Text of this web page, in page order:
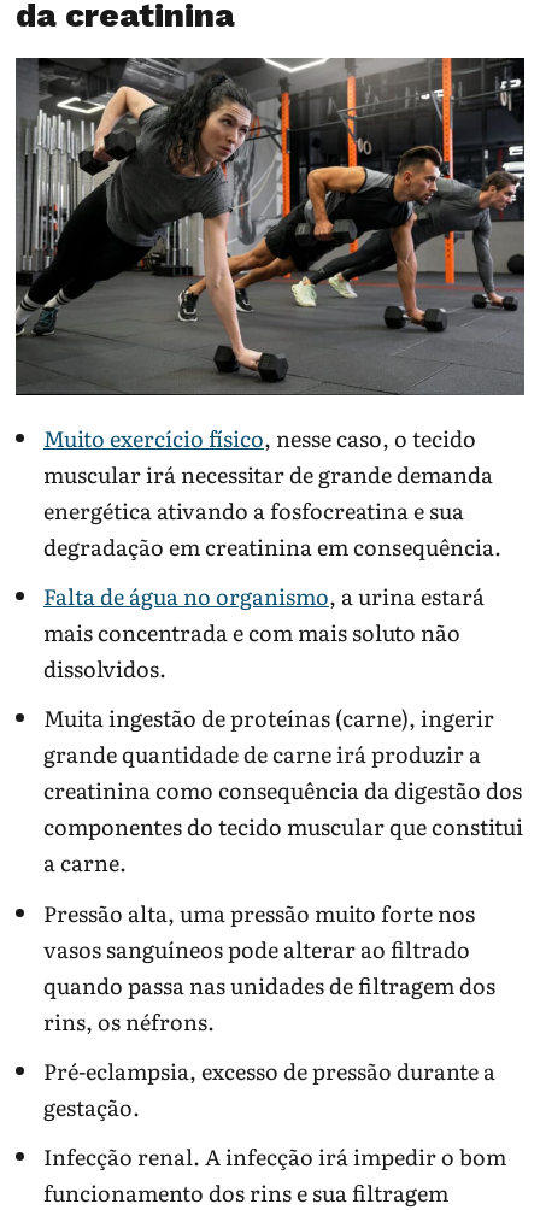
da creatinina
Muito exercício físico, nesse caso, o tecido
muscular irá necessitar de grande demanda
energética ativando a fosfocreatina e sua
degradação em creatinina em consequência.
Falta de água no organismo, a urina estará
mais concentrada e com mais soluto não
dissolvidos.
Muita ingestão de proteínas (carne), ingerir
grande quantidade de carne irá produzir a
creatinina como consequência da digestão dos
componentes do tecido muscular que constitui
a carne.
Pressão alta, uma pressão muito forte nos
vasos sanguíneos pode alterar ao filtrado
quando passa nas unidades de filtragem dos
rins, os néfrons.
Pré-eclampsia, excesso de pressão durante a
gestação.
Infecção renal. A infecção irá impedir o bom
funcionamento dos rins e sua filtragem